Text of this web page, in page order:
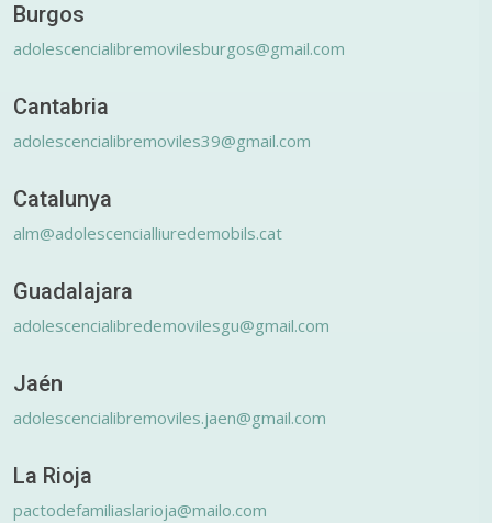
Burgos
adolescencialibremovilesburgos@gmail.com
Cantabria
adolescencialibremoviles39@gmail.com
Catalunya
alm@adolescencialliuredemobils.cat
Guadalajara
adolescencialibredemovilesgu@gmail.com
Jaén
adolescencialibremoviles.jaen@gmail.com
La Rioja
pactodefamiliaslarioja@mailo.com